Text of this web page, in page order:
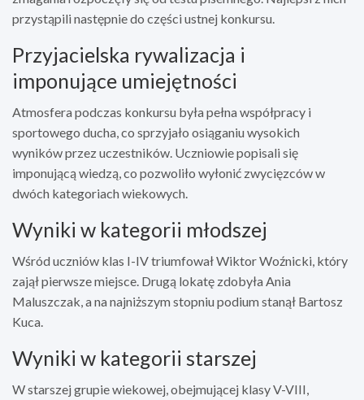
przystąpili następnie do części ustnej konkursu.
Przyjacielska rywalizacja i
imponujące umiejętności
Atmosfera podczas konkursu była pełna współpracy i
sportowego ducha, co sprzyjało osiąganiu wysokich
wyników przez uczestników. Uczniowie popisali się
imponującą wiedzą, co pozwoliło wyłonić zwycięzców w
dwóch kategoriach wiekowych.
Wyniki w kategorii młodszej
Wśród uczniów klas I-IV triumfował Wiktor Woźnicki, który
zajął pierwsze miejsce. Drugą lokatę zdobyła Ania
Maluszczak, a na najniższym stopniu podium stanął Bartosz
Kuca.
Wyniki w kategorii starszej
W starszej grupie wiekowej, obejmującej klasy V-VIII,